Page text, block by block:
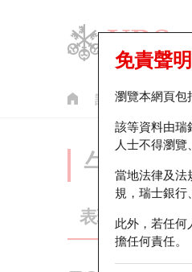
認股證 牛熊證
免責聲明
瀏覽本網頁包
該等資料由瑞
人士不得瀏
當地法律及法
規，瑞士銀行
此外，若任何
擔任何責任。
牛熊
表現 街貨